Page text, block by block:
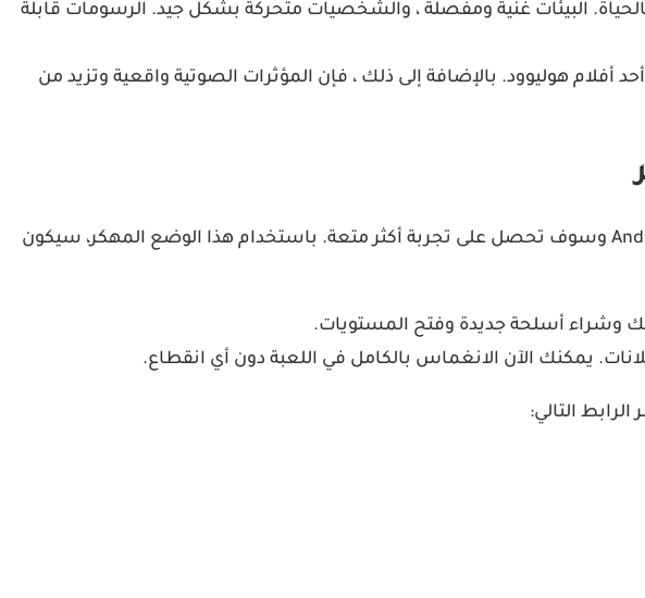
البيئات غنية ومفصلة ، والشخصيات متحركة بشكل جيد. الرسومات قابلة
هوليوود. بالإضافة إلى ذلك ، فإن المؤثرات الصوتية واقعية وتزيد من
إذا كنت تريد طريقة لعب أكثر إرضاءً، قم بتنزيل Gangster Crime Mafia City مهكرة آخر اصدار لنظام Android وسوف تحصل على تجربة أكثر متعة. باستخدام هذا الوضع المهكر، سيكون